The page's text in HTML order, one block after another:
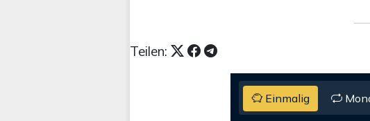
Teilen:
Einmalig